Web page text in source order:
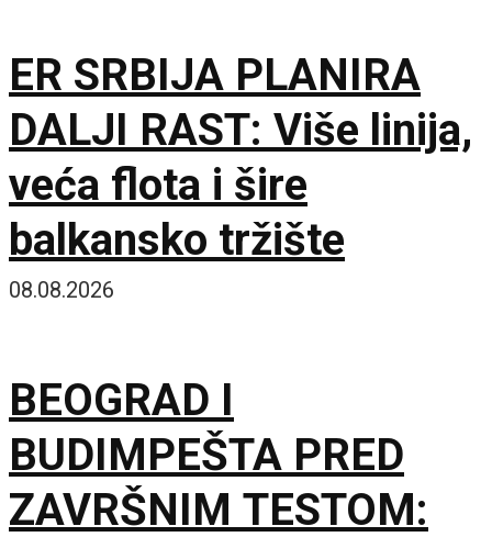
ER SRBIJA PLANIRA
DALJI RAST: Više linija,
veća flota i šire
balkansko tržište
08.08.2026
BEOGRAD I
BUDIMPEŠTA PRED
ZAVRŠNIM TESTOM: